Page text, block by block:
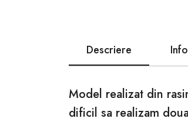
Descriere
Model realizat din
dificil sa realizam